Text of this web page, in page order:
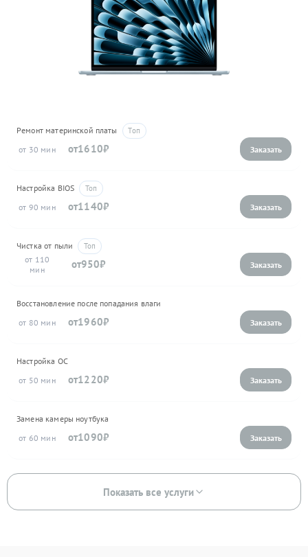
Ремонт материнской платы
30
1610
Настройка BIOS
90
1140
Чистка от пыли
110
950
Восстановление после попадания влаги
80
1960
Настройка ОС
50
1220
Замена камеры ноутбука
60
1090
Показать все услуги